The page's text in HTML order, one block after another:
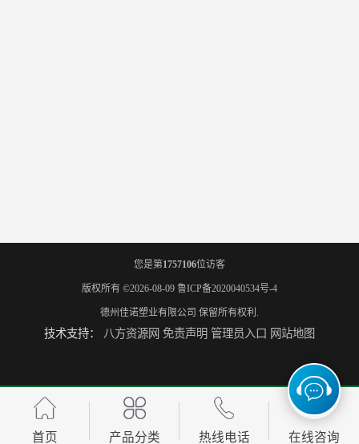
您是第1757106位访客
版权所有 ©2026-08-09 鲁ICP备2020040534号-4
德州佳诺塑业有限公司 保留所有权利.
技术支持： 八方资源网 免责声明 管理员入口 网站地图
首页 产品分类 热线电话 在线咨询